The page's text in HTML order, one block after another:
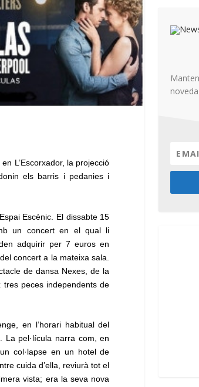
L’Escorxador, la projecció
els barris i pedanies i
Escènic. El dissabte 15
un concert en el qual li
adquirir per 7 euros en
concert a la mateixa sala.
de dansa Nexes, de la
peces independents de
en l’horari habitual del
pel·lícula narra com, en
col·lapse en un hotel de
cuida d’ella, reviurà tot el
vista; era la seva nova